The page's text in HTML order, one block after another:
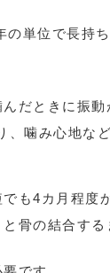
の単位で長持
だときに振
、噛み心地な
も4カ月程度
骨の結合する